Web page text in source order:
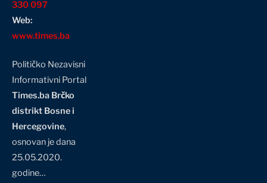
330 097
Web:
www.times.ba
Političko Nezavisni
Informativni Portal
Times.ba Brčko
distrikt Bosne i
Hercegovine,
osnovan je dana
25.05.2020.
godine…